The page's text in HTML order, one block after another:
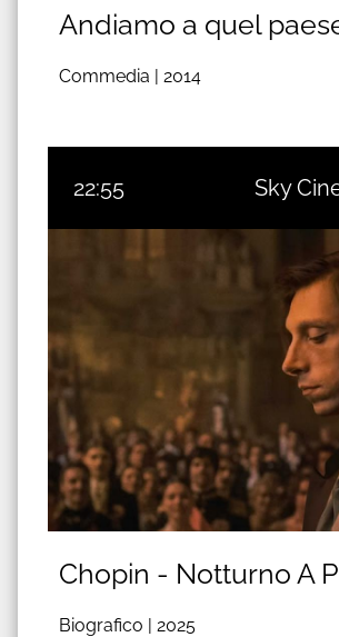
Andiamo a quel
Commedia | 2014
22:55 Sky
Chopin - Notturno A
Biografico | 2025